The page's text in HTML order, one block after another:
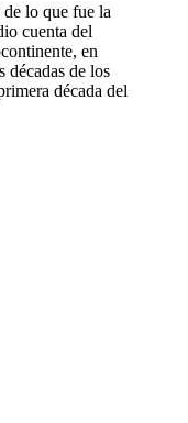
lo que fue la
cuenta del
en
décadas de los
década del